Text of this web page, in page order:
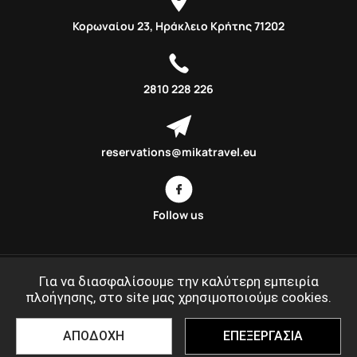
Για να διασφαλίσουμε την καλύτερη εμπειρία
πλοήγησης, στο site μας χρησιμοποιούμε cookies.
ΑΠΟΔΟΧΗ ΕΠΕΞΕΡΓΑΣΙΑ
Αποδέχομαι τους όρους χρήσης
Κορωναίου 23, Ηράκλειο Κρήτης 71202
2810 228 226
reservations@mikatravel.eu
Follow us
©MIKATRAVEL.GR 2020 - 2026